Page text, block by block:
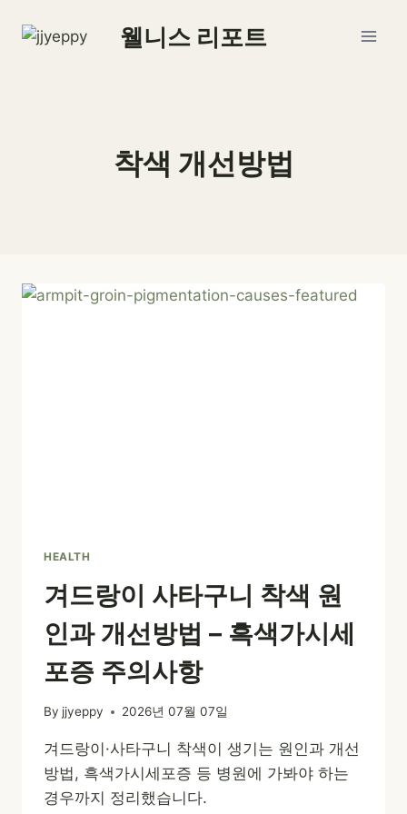
웰니스 리포트
착색 개선방법
HEALTH
겨드랑이 사타구니 착색 원
인과 개선방법 – 흑색가시세
포증 주의사항
By jjyeppy 2026년 07월 07일
겨드랑이·사타구니 착색이 생기는 원인과 개선
방법, 흑색가시세포증 등 병원에 가봐야 하는
경우까지 정리했습니다.